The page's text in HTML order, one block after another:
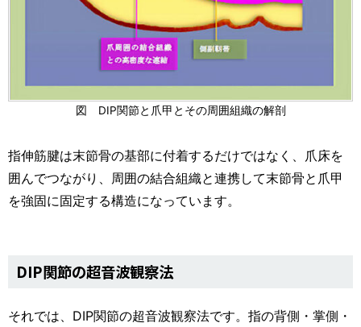
図 DIP関節と爪甲とその周囲組織の解剖
指伸筋腱は末節骨の基部に付着するだけではなく、爪床を
囲んでつながり、周囲の結合組織と連携して末節骨と爪甲
を強固に固定する構造になっています。
DIP関節の超音波観察法
それでは、DIP関節の超音波観察法です。指の背側・掌側・